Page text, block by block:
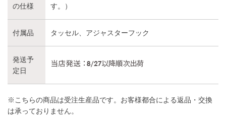
の仕様
す。）
付属品 タッセル、アジャスターフック
発送予
定日
※こちらの商品は受注生産品です。お客様都合による返品・交換
は承っておりません。